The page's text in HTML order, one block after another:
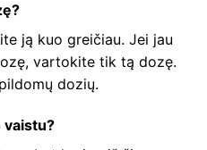
ją kuo greičiau. Jei jau
vartokite tik tą dozę.
dozių.
vaistu?